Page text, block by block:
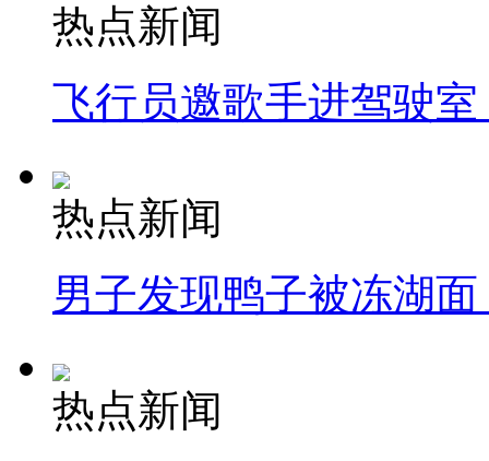
热点新闻
飞行员邀歌手进驾驶
热点新闻
男子发现鸭子被冻湖
热点新闻